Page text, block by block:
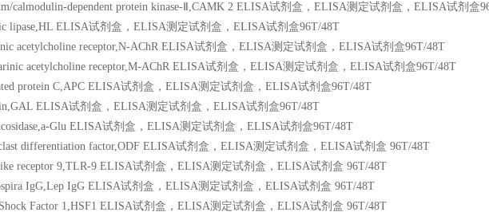
calmodulin-dependent protein kinase-Ⅱ,CAMK 2 ELISA试剂盒，ELISA测定试剂盒，ELISA试剂盒
lipase,HL ELISA试剂盒，ELISA测定试剂盒，ELISA试剂盒96T/48T
acetylcholine receptor,N-AChR ELISA试剂盒，ELISA测定试剂盒，ELISA试剂盒96T/48T
acetylcholine receptor,M-AChR ELISA试剂盒，ELISA测定试剂盒，ELISA试剂盒96T/48T
protein C,APC ELISA试剂盒，ELISA测定试剂盒，ELISA试剂盒96T/48T
ELISA试剂盒，ELISA测定试剂盒，ELISA试剂盒96T/48T
Glu ELISA试剂盒，ELISA测定试剂盒，ELISA试剂盒96T/48T
differentiation factor,ODF ELISA试剂盒，ELISA测定试剂盒，ELISA试剂盒 96T/48T
receptor 9,TLR-9 ELISA试剂盒，ELISA测定试剂盒，ELISA试剂盒 96T/48T
IgG,Lep IgG ELISA试剂盒，ELISA测定试剂盒，ELISA试剂盒 96T/48T
Factor 1,HSF1 ELISA试剂盒，ELISA测定试剂盒，ELISA试剂盒 96T/48T